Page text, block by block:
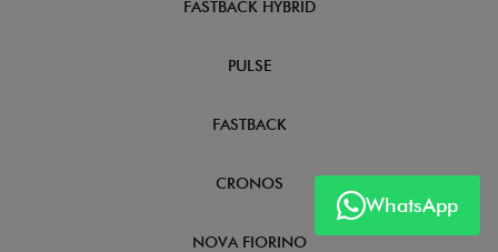
WhatsApp
FASTBACK HYBRID
PULSE
FASTBACK
CRONOS
NOVA FIORINO